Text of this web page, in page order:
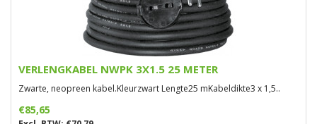
VERLENGKABEL NWPK 3X1.5 25 METER
Zwarte, neopreen kabel.Kleurzwart Lengte25 mKabeldikte3 x 1,5..
€85,65